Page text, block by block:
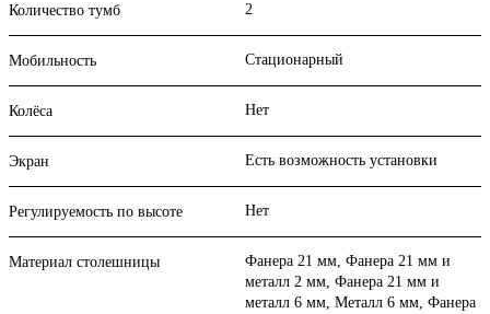
Количество тумб 2
Мобильность Стационарный
Колёса Нет
Экран Есть возможность установки
Регулируемость по высоте Нет
Материал столешницы
Фанера 21 мм, Фанера 21 мм и
металл 2 мм, Фанера 21 мм и
металл 6 мм, Металл 6 мм, Фанера